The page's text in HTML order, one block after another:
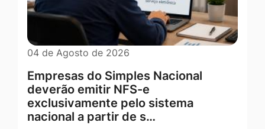
04 de Agosto de 2026
Empresas do Simples Nacional
deverão emitir NFS-e
exclusivamente pelo sistema
nacional a partir de s…